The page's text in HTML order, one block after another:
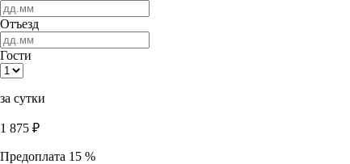
Отъезд
Гости
за сутки
1 875 ₽
Предоплата 15 %